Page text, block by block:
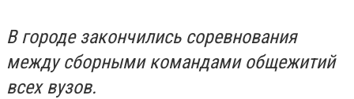
В городе закончились соревнования
между сборными командами общежитий
всех вузов.